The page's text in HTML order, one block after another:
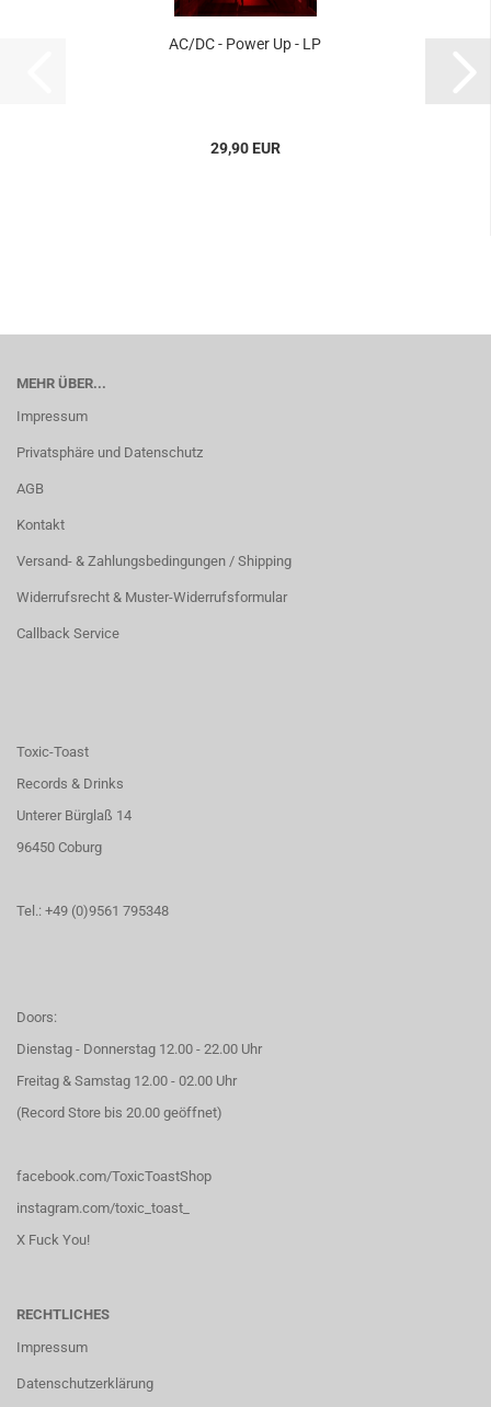
AC/DC - Power Up - LP
29,90 EUR
MEHR ÜBER...
Impressum
Privatsphäre und Datenschutz
AGB
Kontakt
Versand- & Zahlungsbedingungen / Shipping
Widerrufsrecht & Muster-Widerrufsformular
Callback Service
Toxic-Toast
Records & Drinks
Unterer Bürglaß 14
96450 Coburg
Tel.: +49 (0)9561 795348
Doors:
Dienstag - Donnerstag 12.00 - 22.00 Uhr
Freitag & Samstag 12.00 - 02.00 Uhr
(Record Store bis 20.00 geöffnet)
facebook.com/ToxicToastShop
instagram.com/toxic_toast_
X Fuck You!
RECHTLICHES
Impressum
Datenschutzerklärung